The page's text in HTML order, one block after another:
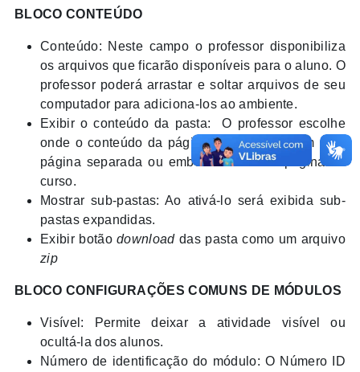
BLOCO CONTEÚDO
Conteúdo: Neste campo o professor disponibiliza
os arquivos que ficarão disponíveis para o aluno. O
professor poderá arrastar e soltar arquivos de seu
computador para adiciona-los ao ambiente.
Exibir o conteúdo da pasta: O professor escolhe
onde o conteúdo da página será exibido, em uma
página separada ou embutida em uma página do
curso.
Mostrar sub-pastas: Ao ativá-lo será exibida sub-
pastas expandidas.
Exibir botãodownloaddas pasta como um arquivo
zip
BLOCO CONFIGURAÇÕES COMUNS DE MÓDULOS
Visível: Permite deixar a atividade visível ou
ocultá-la dos alunos.
Número de identificação do módulo: O Número ID